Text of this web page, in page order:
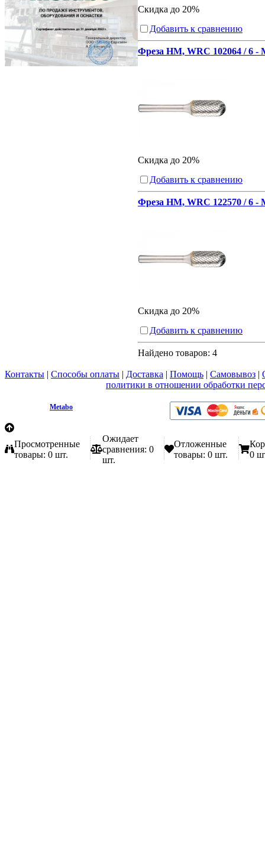
Скидка до 20%
Добавить к сравнению
Фреза HM, WRC 102064 / 6 -
Скидка до 20%
Добавить к сравнению
Фреза HM, WRC 122570 / 6 -
Скидка до 20%
Добавить к сравнению
Найдено товаров: 4
Контакты | Способы оплаты | Доставка | Помощь | Самовывоз |
политики в отношении обработки
Metabo
Просмотренные
товары: 0 шт.
Ожидает
сравнения: 0
шт.
Отложенные
товары: 0 шт.
0